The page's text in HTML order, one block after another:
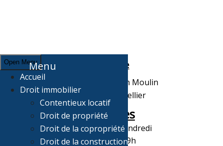
Open MenuMenu
Accueil
Droit immobilier
Contentieux locatif
Droit de propriété
Droit de la copropriété
Droit de la construction
Adresse
7, Grand rue Jean Moulin
34000 Montpellier
Horaires
Du Lundi au Vendredi
de 10H à 19h